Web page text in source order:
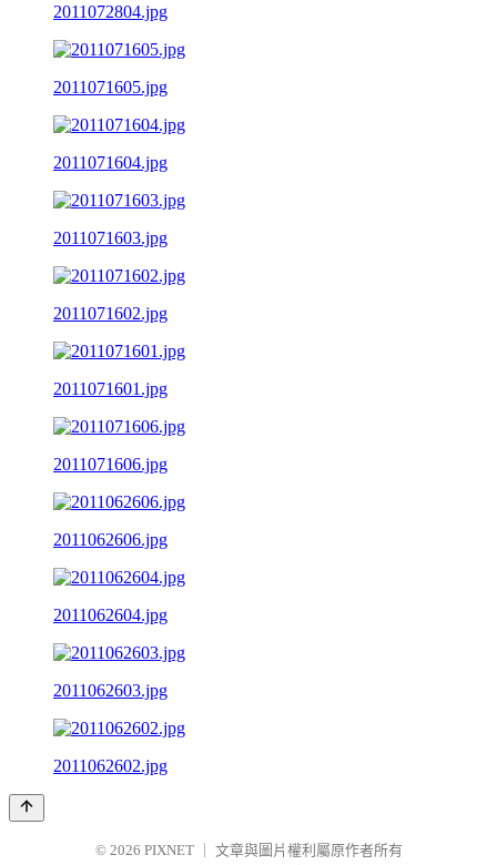
2011072804.jpg
2011071605.jpg
2011071604.jpg
2011071603.jpg
2011071602.jpg
2011071601.jpg
2011071606.jpg
2011062606.jpg
2011062604.jpg
2011062603.jpg
2011062602.jpg
© 2026 PIXNET
文章與圖片權利屬原作者所有